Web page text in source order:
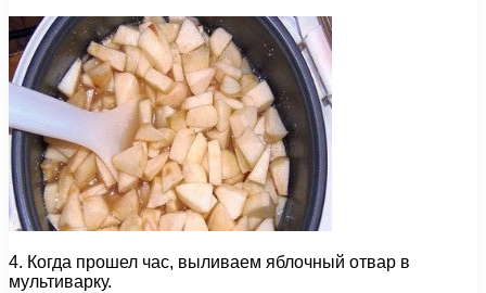
4. Когда прошел час, выливаем яблочный отвар в
мультиварку.